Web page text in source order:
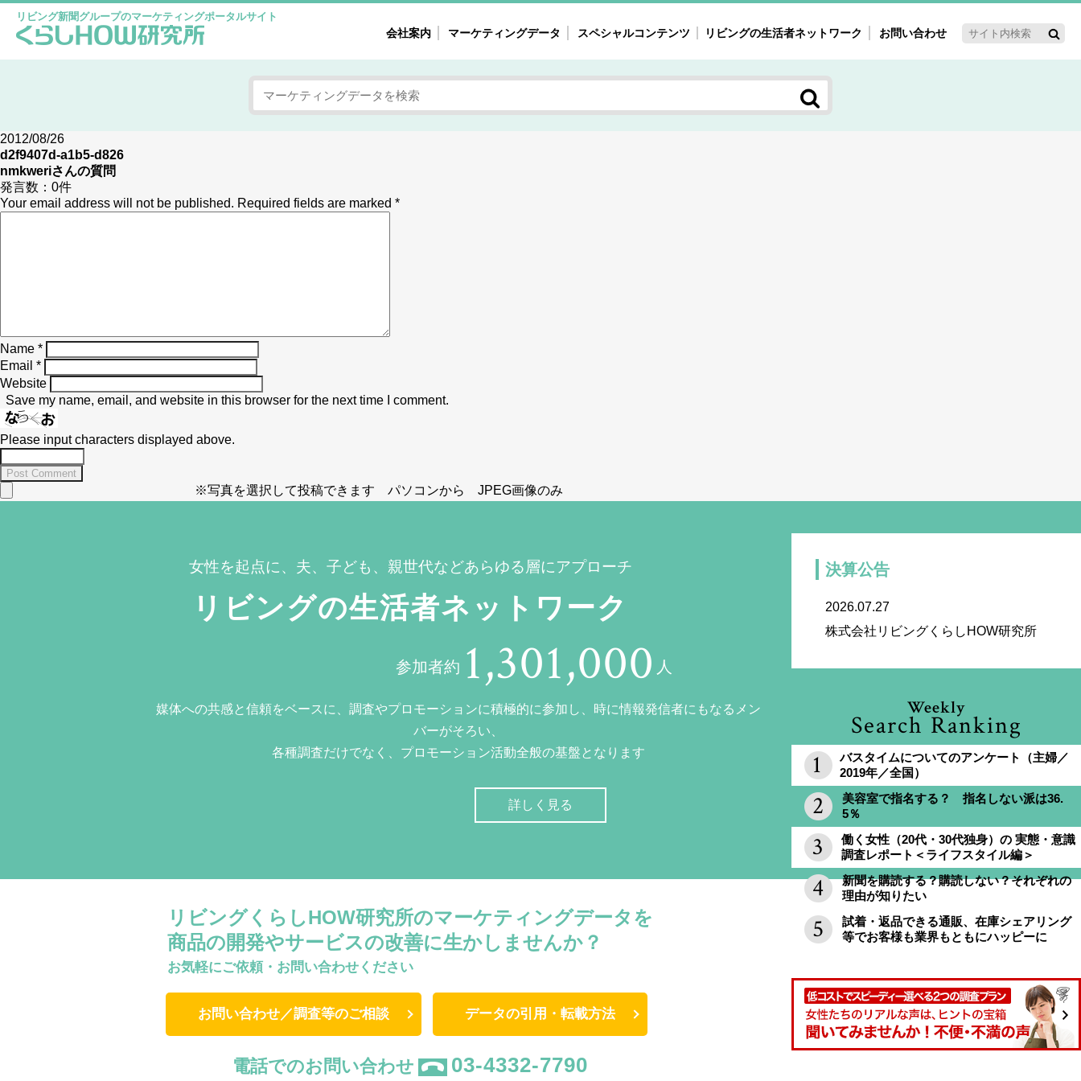
リビング新聞グループのマーケティングポータルサイト
会社案内 マーケティングデータ スペシャルコンテンツ
女性の気持ちと消費がリアルに見える
自主調査レポート
注目ターゲット・重点テーマ
40'ｓ～60'ｓマーケット研究室
リビングの生活者ネットワーク お問い合わせ
2012/08/26
d2f9407d-a1b5-d826
nmkweriさんの質問
発言数： 0件
Your email address will not be published. Required fields are marked *
Name *
Email *
Website
Save my name, email, and website in this browser for the next time I comment.
Please input characters displayed above.
※写真を選択して投稿できます パソコンから JPEG画像のみ
決算公告
2026.07.27
株式会社リビングくらしHOW研究所
Weekly
Search Ranking
バスタイムについてのアンケート（主婦／
2019年／全国）
美容室で指名する？ 指名しない派は36.
5％
働く女性（20代・30代独身）の 実態・意識
調査レポート＜ライフスタイル編＞
新聞を購読する？購読しない？それぞれの
理由が知りたい
試着・返品できる通販、在庫シェアリング
等でお客様も業界もともにハッピーに
女性を起点に、夫、子ども、親世代などあらゆる層にアプローチ
リビングの生活者ネットワーク
参加者約 1,301,000 人
媒体への共感と信頼をベースに、調査やプロモーションに積極的に参加し、時に情報発信者にもなるメン
バーがそろい、
各種調査だけでなく、プロモーション活動全般の基盤となります
詳しく見る
リビングくらしHOW研究所のマーケティングデータを
商品の開発やサービスの改善に生かしませんか？
お気軽にご依頼・お問い合わせください
お問い合わせ／調査等のご相談 データの引用・転載方法
電話でのお問い合わせ 03-4332-7790